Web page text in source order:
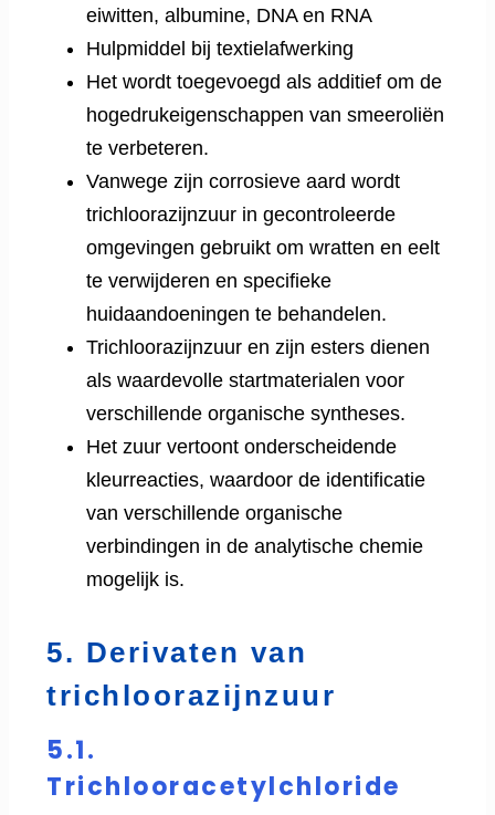
eiwitten, albumine, DNA en RNA
Hulpmiddel bij textielafwerking
Het wordt toegevoegd als additief om de
hogedrukeigenschappen van smeeroliën
te verbeteren.
Vanwege zijn corrosieve aard wordt
trichloorazijnzuur in gecontroleerde
omgevingen gebruikt om wratten en eelt
te verwijderen en specifieke
huidaandoeningen te behandelen.
Trichloorazijnzuur en zijn esters dienen
als waardevolle startmaterialen voor
verschillende organische syntheses.
Het zuur vertoont onderscheidende
kleurreacties, waardoor de identificatie
van verschillende organische
verbindingen in de analytische chemie
mogelijk is.
5. Derivaten van
trichloorazijnzuur
5.1.
Trichlooracetylchloride